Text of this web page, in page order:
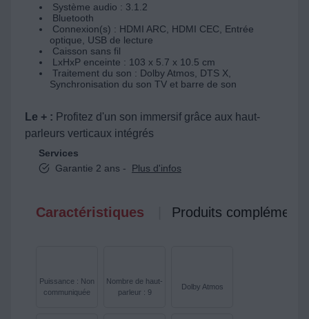
Système audio : 3.1.2
Bluetooth
Connexion(s) : HDMI ARC, HDMI CEC, Entrée
optique, USB de lecture
Caisson sans fil
LxHxP enceinte : 103 x 5.7 x 10.5 cm
Traitement du son : Dolby Atmos, DTS X,
Synchronisation du son TV et barre de son
Le + : Profitez d'un son immersif grâce aux haut-
parleurs verticaux intégrés
Services
Garantie 2 ans -
Plus d'infos
Caractéristiques Produits
Puissance : Non
communiquée
Nombre de haut-
parleur : 9
Dolby Atmos